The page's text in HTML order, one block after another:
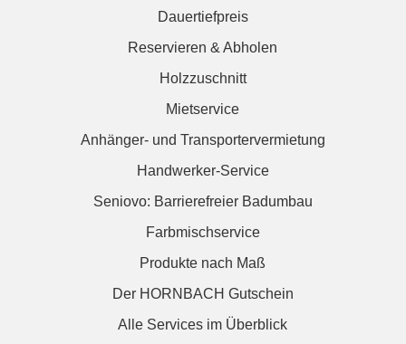
Dauertiefpreis
Reservieren & Abholen
Holzzuschnitt
Mietservice
Anhänger- und Transportervermietung
Handwerker-Service
Seniovo: Barrierefreier Badumbau
Farbmischservice
Produkte nach Maß
Der HORNBACH Gutschein
Alle Services im Überblick